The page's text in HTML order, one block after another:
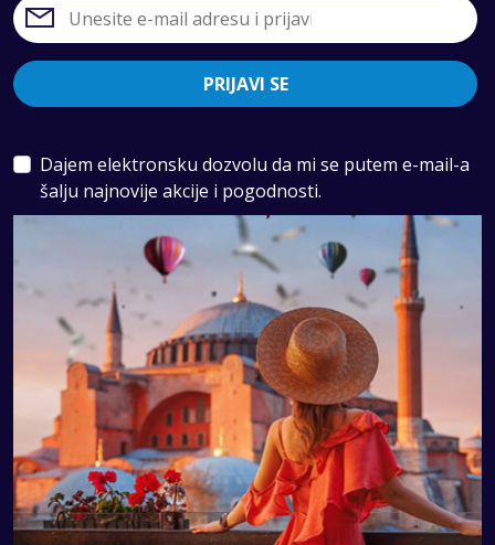
PRIJAVI SE
Dajem elektronsku dozvolu da mi se putem e-mail-a
šalju najnovije akcije i pogodnosti.